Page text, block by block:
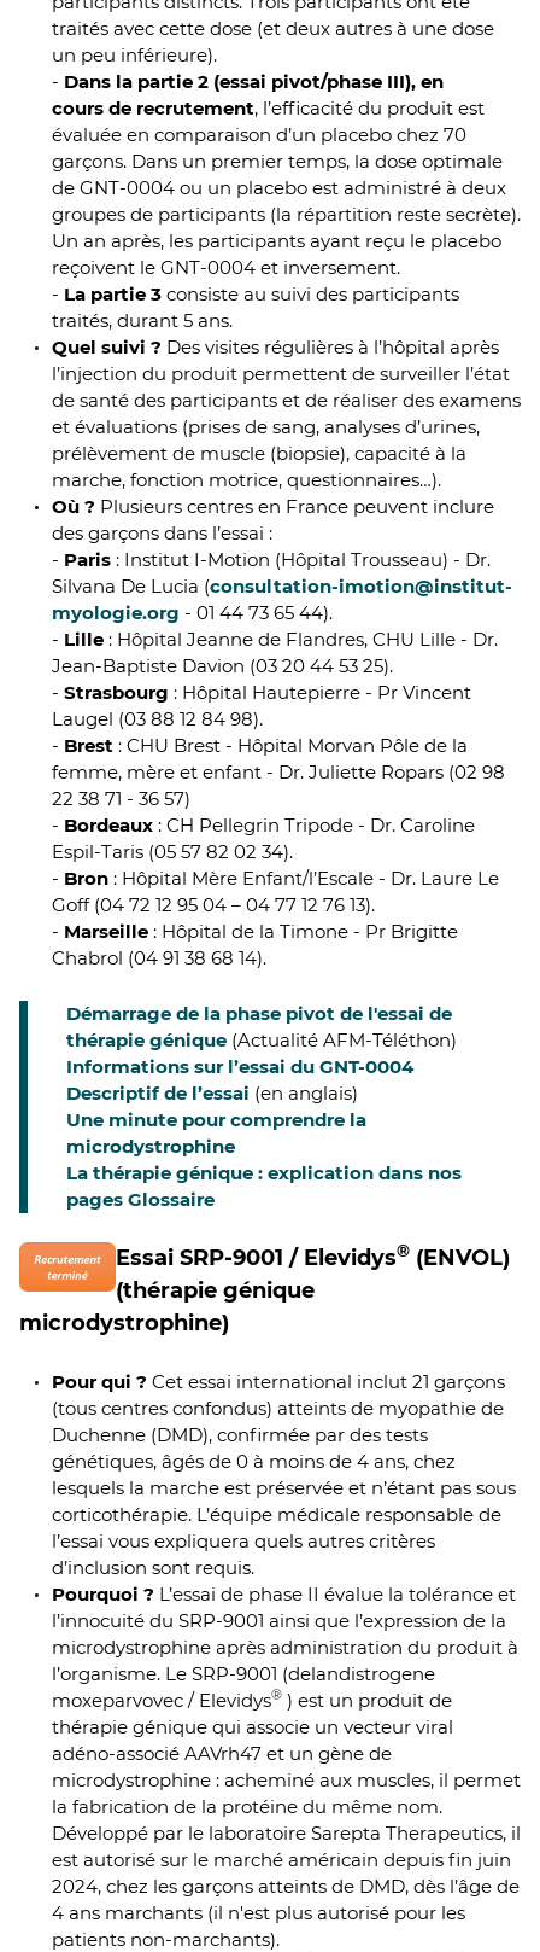
traités avec cette dose (et deux autres à une dose
un peu inférieure).
- Dans la partie 2 (essai pivot/phase III), en
cours de recrutement, l’efficacité du produit est
évaluée en comparaison d’un placebo chez 70
garçons. Dans un premier temps, la dose optimale
de GNT-0004 ou un placebo est administré à deux
groupes de participants (la répartition reste secrète).
Un an après, les participants ayant reçu le placebo
reçoivent le GNT-0004 et inversement.
- La partie 3 consiste au suivi des participants
traités, durant 5 ans.
Quel suivi ? Des visites régulières à l’hôpital après
l’injection du produit permettent de surveiller l’état
de santé des participants et de réaliser des examens
et évaluations (prises de sang, analyses d’urines,
prélèvement de muscle (biopsie), capacité à la
marche, fonction motrice, questionnaires…).
Où ? Plusieurs centres en France peuvent inclure
des garçons dans l’essai :
- Paris : Institut I-Motion (Hôpital Trousseau) - Dr.
Silvana De Lucia (consultation-imotion@institut-
myologie.org - 01 44 73 65 44).
- Lille : Hôpital Jeanne de Flandres, CHU Lille - Dr.
Jean-Baptiste Davion (03 20 44 53 25).
- Strasbourg : Hôpital Hautepierre - Pr Vincent
Laugel (03 88 12 84 98).
- Brest : CHU Brest - Hôpital Morvan Pôle de la
femme, mère et enfant - Dr. Juliette Ropars (02 98
22 38 71 - 36 57)
- Bordeaux : CH Pellegrin Tripode - Dr. Caroline
Espil-Taris (05 57 82 02 34).
- Bron : Hôpital Mère Enfant/l’Escale - Dr. Laure Le
Goff (04 72 12 95 04 – 04 77 12 76 13).
- Marseille : Hôpital de la Timone - Pr Brigitte
Chabrol (04 91 38 68 14).
Démarrage de la phase pivot de l'essai de
thérapie génique (Actualité AFM-Téléthon)
Informations sur l’essai du GNT-0004
Descriptif de l’essai (en anglais)
Une minute pour comprendre la
microdystrophine
La thérapie génique : explication dans nos
pages Glossaire
Essai SRP-9001 / Elevidys® (ENVOL)
(thérapie génique
microdystrophine)
Pour qui ? Cet essai international inclut 21 garçons
(tous centres confondus) atteints de myopathie de
Duchenne (DMD), confirmée par des tests
génétiques, âgés de 0 à moins de 4 ans, chez
lesquels la marche est préservée et n’étant pas sous
corticothérapie. L’équipe médicale responsable de
l’essai vous expliquera quels autres critères
d’inclusion sont requis.
Pourquoi ? L’essai de phase II évalue la tolérance et
l’innocuité du SRP-9001 ainsi que l’expression de la
microdystrophine après administration du produit à
l’organisme. Le SRP-9001 (delandistrogene
moxeparvovec / Elevidys® ) est un produit de
thérapie génique qui associe un vecteur viral
adéno-associé AAVrh47 et un gène de
microdystrophine : acheminé aux muscles, il permet
la fabrication de la protéine du même nom.
Développé par le laboratoire Sarepta Therapeutics, il
est autorisé sur le marché américain depuis fin juin
2024, chez les garçons atteints de DMD, dès l’âge de
4 ans marchants (il n'est plus autorisé pour les
patients non-marchants).